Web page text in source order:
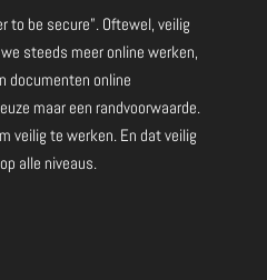
to be secure”. Oftewel, veilig
steeds meer online werken,
documenten online
maar een randvoorwaarde.
veilig te werken. En dat veilig
alle niveaus.